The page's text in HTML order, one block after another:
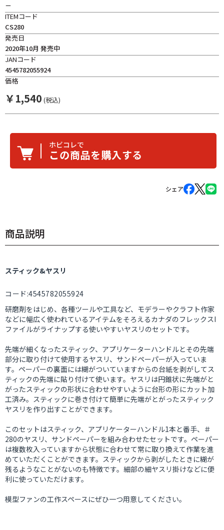
－
ITEMコード
CS280
発売日
2020年10月 発売中
JANコード
4545782055924
価格
￥1,540 (税込)
ホビコレで
この商品を購入する
シェア
商品説明
スティック&ヤスリ
コード:4545782055924
研磨剤をはじめ、各種ツールや工具など、モデラーやクラフト作家
などに幅広く使われているアイテムをそろえるカナダのフレックスI
ファイルがライナップする使いやすいヤスリのセットです。
先端が細くなったスティック、アプリケーターハンドルとその先端
部分に取り付けて使用するヤスリ、サンドペーパーが入っていま
す。ペーパーの裏面には糊がついていますからの台紙を剥がしてス
ティックの先端に貼り付けて使います。ヤスリは円錐状に先端がと
がったスティックの形状に合わせやすいように台形の形にカット加
工済み。スティックに巻き付けて簡単に先端がとがったスティック
ヤスリを作り出すことができます。
このセットはスティック、アプリケーターハンドル1本と番手、＃
280のヤスリ、サンドペーパーを組み合わせたセットです。ペーパー
は複数枚入っていますから状態に合わせて常に取り換えて作業を進
めていただくことができます。スティックから剥がしたときに糊が
残るようなことがないのも特徴です。細部の細ヤスリ掛けなどに便
利に使っていただけます。
模型ファンの工作スペースにぜひ一つ用意してください。